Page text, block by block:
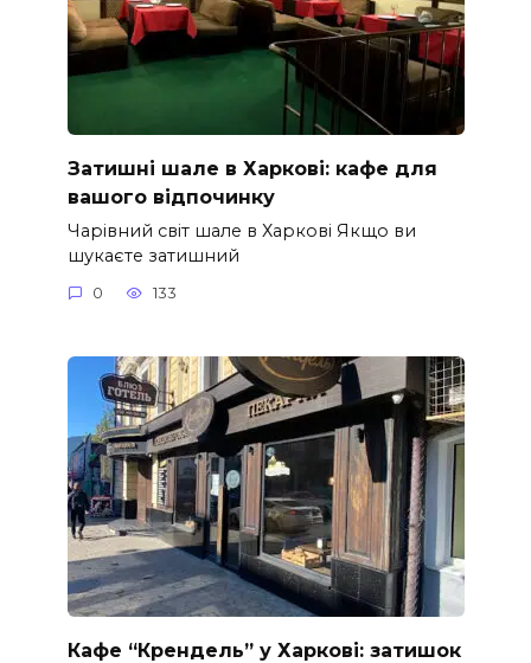
Затишні шале в Харкові: кафе для
вашого відпочинку
Чарівний світ шале в Харкові Якщо ви
шукаєте затишний
0 133
Кафе “Крендель” у Харкові: затишок